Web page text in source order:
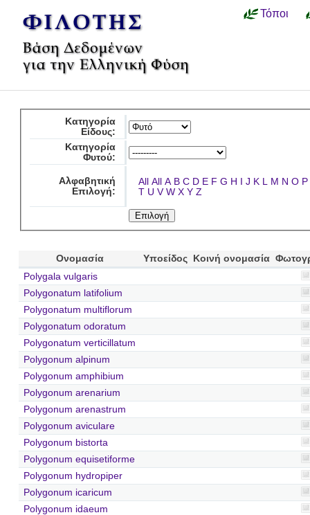
Τόποι
Κατηγορία
Είδους:
Κατηγορία
Φυτού:
Αλφαβητική
Επιλογή:
All All A B C D E F G H I J K L M N O P
T U V W X Y Z
Ονομασία Υποείδος Κοινή ονομασία
Polygala vulgaris
Polygonatum latifolium
Polygonatum multiflorum
Polygonatum odoratum
Polygonatum verticillatum
Polygonum alpinum
Polygonum amphibium
Polygonum arenarium
Polygonum arenastrum
Polygonum aviculare
Polygonum bistorta
Polygonum equisetiforme
Polygonum hydropiper
Polygonum icaricum
Polygonum idaeum